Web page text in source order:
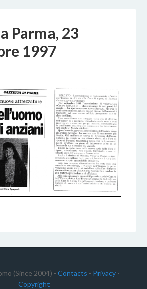
Parma, 23
1997
(Since 2004) - Contacts - Privacy-
Copyright